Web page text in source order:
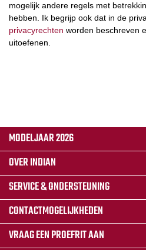
mogelijk andere regels met
hebben. Ik begrijp ook dat in de
privacyrechten worden beschreven
uitoefenen.
MODELJAAR 2026
OVER INDIAN
SERVICE & ONDERSTEUNING
CONTACTMOGELIJKHEDEN
VRAAG EEN PROEFRIT AAN